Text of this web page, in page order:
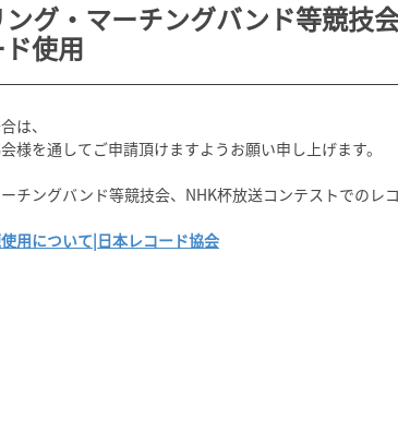
グ・マーチングバンド等競技
使用
は、
様を通してご申請頂けますようお願い申し上げます。
チングバンド等競技会、NHK杯放送コンテストでのレ
用について|日本レコード協会